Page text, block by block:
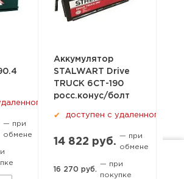
склада
— при
обмене
Аккумулятор
STALWART Drive
TRUCK 6СТ-190
росс.конус/болт
✔ доступен с удаленного
14 822 руб.
— при
обмене
16 270 руб.
— при
покупке
на-Дону, пер. 1-й